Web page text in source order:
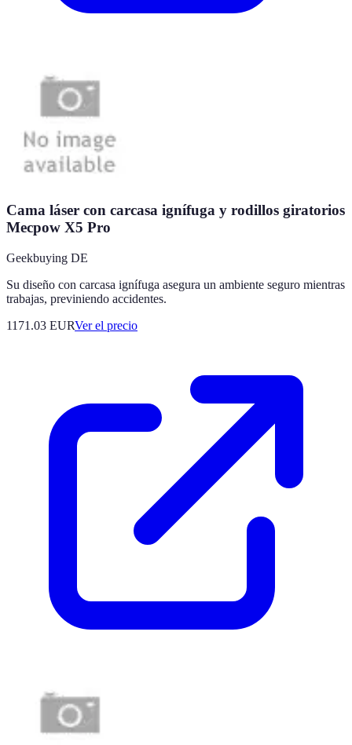
Cama láser con carcasa ignífuga y rodillos giratorios
Mecpow X5 Pro
Geekbuying DE
Su diseño con carcasa ignífuga asegura un ambiente seguro mientras
trabajas, previniendo accidentes.
1171.03 EURVer el precio